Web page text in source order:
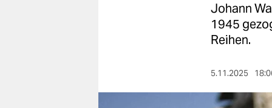
Johann
1945
Reihen.
5.11.2025